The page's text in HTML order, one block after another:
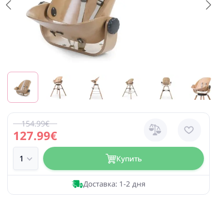
127.99€
154.99€
Купить
Доставка: 1-2 дня